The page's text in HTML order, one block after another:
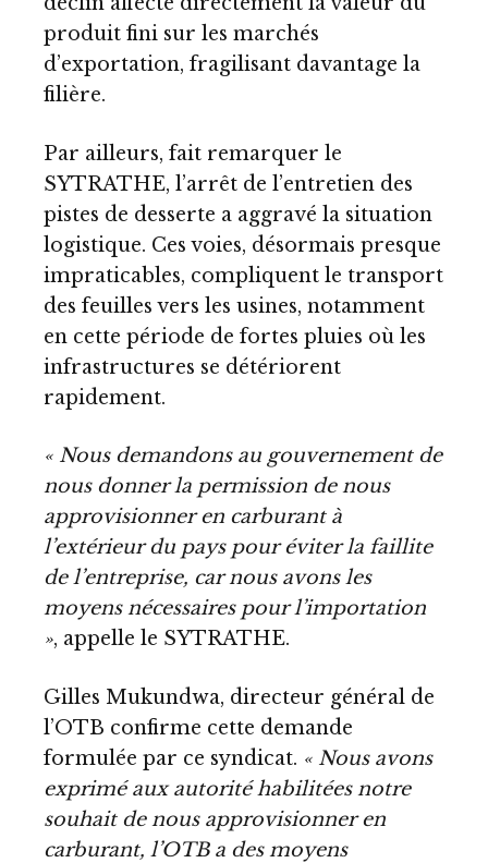
produit fini sur les marchés
d’exportation, fragilisant davantage la
filière.
Par ailleurs, fait remarquer le
SYTRATHE, l’arrêt de l’entretien des
pistes de desserte a aggravé la situation
logistique. Ces voies, désormais presque
impraticables, compliquent le transport
des feuilles vers les usines, notamment
en cette période de fortes pluies où les
infrastructures se détériorent
rapidement.
« Nous demandons au gouvernement de
nous donner la permission de nous
approvisionner en carburant à
l’extérieur du pays pour éviter la faillite
de l’entreprise, car nous avons les
moyens nécessaires pour l’importation
», appelle le SYTRATHE.
Gilles Mukundwa, directeur général de
l’OTB confirme cette demande
formulée par ce syndicat. « Nous avons
exprimé aux autorité habilitées notre
souhait de nous approvisionner en
carburant, l’OTB a des moyens